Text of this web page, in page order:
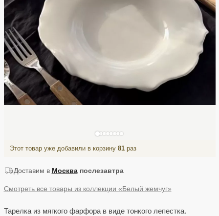
Этот товар уже добавили в корзину 81раз
Доставим в Москва послезавтра
Смотреть все товары из коллекции «Белый жемчуг»
Тарелка из мягкого фарфора в виде тонкого лепестка.